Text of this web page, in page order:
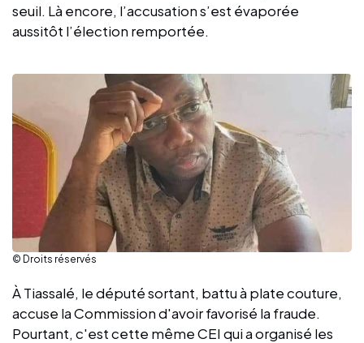
seuil. Là encore, l’accusation s’est évaporée
aussitôt l’élection remportée.
© Droits réservés
À Tiassalé, le député sortant, battu à plate couture,
accuse la Commission d'avoir favorisé la fraude.
Pourtant, c'est cette même CEI qui a organisé les